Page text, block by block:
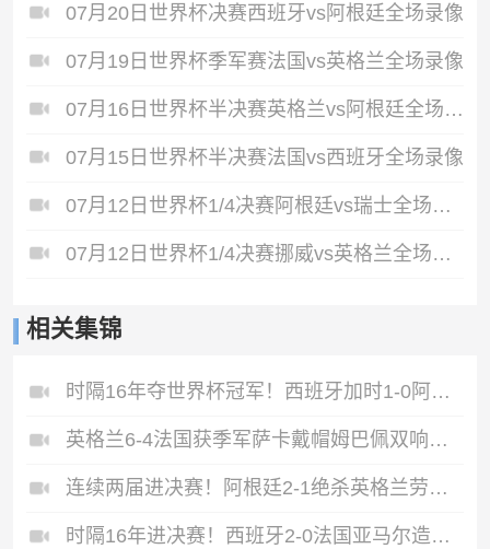
07月20日世界杯决赛西班牙vs阿根廷全场录像
07月19日世界杯季军赛法国vs英格兰全场录像
07月16日世界杯半决赛英格兰vs阿根廷全场录像
07月15日世界杯半决赛法国vs西班牙全场录像
07月12日世界杯1/4决赛阿根廷vs瑞士全场录像
07月12日世界杯1/4决赛挪威vs英格兰全场录像
相关集锦
时隔16年夺世界杯冠军！西班牙加时1-0阿根廷费兰制胜恩佐染红
英格兰6-4法国获季军萨卡戴帽姆巴佩双响创纪录奥利塞2助+失良机
连续两届进决赛！阿根廷2-1绝杀英格兰劳塔罗恩佐破门梅西两助攻
时隔16年进决赛！西班牙2-0法国亚马尔造点奥亚萨瓦尔、波罗破门